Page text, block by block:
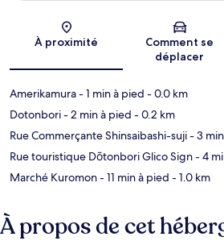
Carte
À proximité
Comment se
déplacer
Amerikamura- 1 min à pied - 0.0 km
Dotonbori- 2 min à pied - 0.2 km
Rue Commerçante Shinsaibashi-suji- 3
Rue touristique Dōtonbori Glico Sign- 4
Marché Kuromon- 11 min à pied - 1.0 km
À propos de cet